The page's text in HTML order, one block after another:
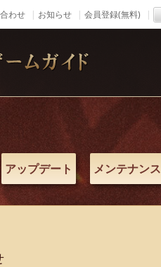
わせ お知らせ 会員登録(無料)
アップデート メンテナンス